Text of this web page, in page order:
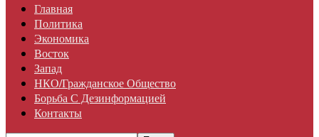
Главная
Политика
Экономика
Восток
Запад
НКО/гражданское Общество
Борьба С Дезинформацией
Контакты